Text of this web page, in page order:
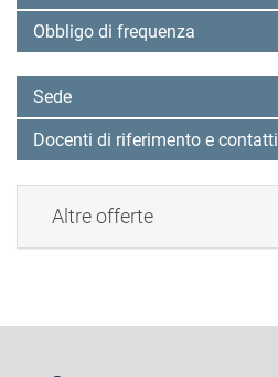
Obbligo di frequenza
Sede
Docenti di riferimento e contatti
Altre offerte